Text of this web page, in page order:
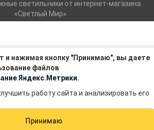
светильники от интернет-магазина
«Светлый Мир»
и нажимая кнопку "Принимаю", вы даете
файлов
Яндекс.Метрики.
работу сайта и анализировать его
Принимаю